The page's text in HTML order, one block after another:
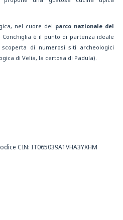
nel cuore del parco nazionale del
Conchiglia è il punto di partenza ideale
di numerosi siti archeologici
di Velia, la certosa di Padula).
CIN: IT065039A1VHA3YXHM